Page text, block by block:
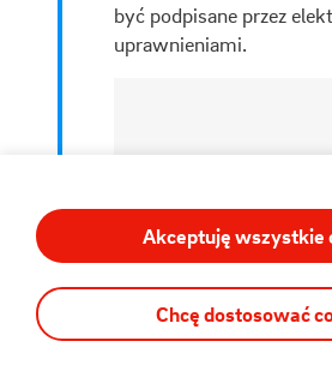
być podpisane przez
uprawnieniami.
na adres:
Gdy korzystasz z naszych
informacje o Twojej wizycie i
w nich. W tym celu stosujemy
administratorem Twoich danych
Akceptuję wszystkie
Chcę dostosować